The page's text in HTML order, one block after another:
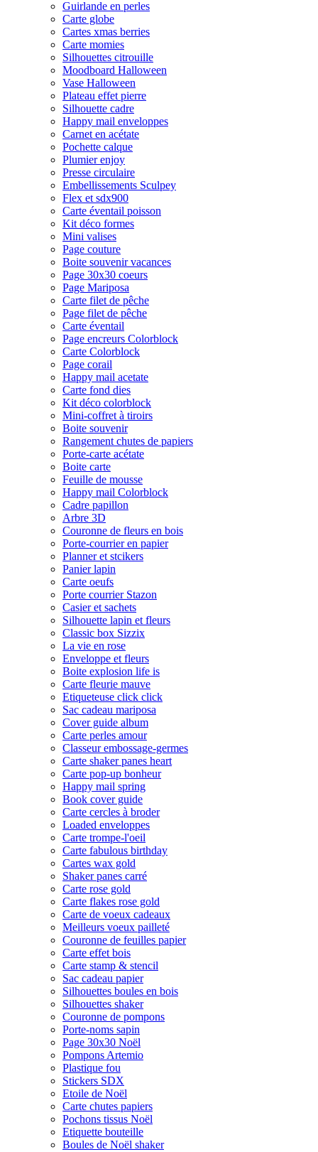
Guirlande en perles
Carte globe
Cartes xmas berries
Carte momies
Silhouettes citrouille
Moodboard Halloween
Vase Halloween
Plateau effet pierre
Silhouette cadre
Happy mail enveloppes
Carnet en acétate
Pochette calque
Plumier enjoy
Presse circulaire
Embellissements Sculpey
Flex et sdx900
Carte éventail poisson
Kit déco formes
Mini valises
Page couture
Boite souvenir vacances
Page 30x30 coeurs
Page Mariposa
Carte filet de pêche
Page filet de pêche
Carte éventail
Page encreurs Colorblock
Carte Colorblock
Page corail
Happy mail acetate
Carte fond dies
Kit déco colorblock
Mini-coffret à tiroirs
Boite souvenir
Rangement chutes de papiers
Porte-carte acétate
Boite carte
Feuille de mousse
Happy mail Colorblock
Cadre papillon
Arbre 3D
Couronne de fleurs en bois
Porte-courrier en papier
Planner et stcikers
Panier lapin
Carte oeufs
Porte courrier Stazon
Casier et sachets
Silhouette lapin et fleurs
Classic box Sizzix
La vie en rose
Enveloppe et fleurs
Boite explosion life is
Carte fleurie mauve
Etiqueteuse click click
Sac cadeau mariposa
Cover guide album
Carte perles amour
Classeur embossage-germes
Carte shaker panes heart
Carte pop-up bonheur
Happy mail spring
Book cover guide
Carte cercles à broder
Loaded enveloppes
Carte trompe-l'oeil
Carte fabulous birthday
Cartes wax gold
Shaker panes carré
Carte rose gold
Carte flakes rose gold
Carte de voeux cadeaux
Meilleurs voeux pailleté
Couronne de feuilles papier
Carte effet bois
Carte stamp & stencil
Sac cadeau papier
Silhouettes boules en bois
Silhouettes shaker
Couronne de pompons
Porte-noms sapin
Page 30x30 Noël
Pompons Artemio
Plastique fou
Stickers SDX
Etoile de Noël
Carte chutes papiers
Pochons tissus Noël
Etiquette bouteille
Boules de Noël shaker